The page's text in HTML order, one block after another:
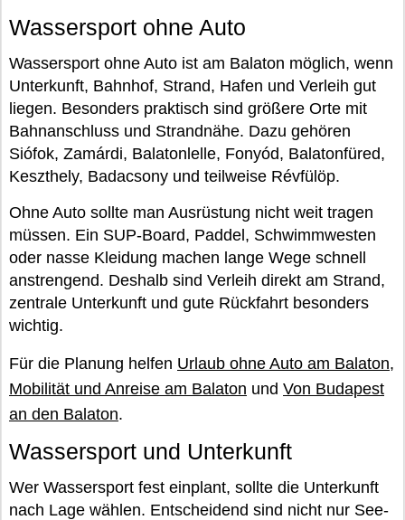
Wassersport ohne Auto
Wassersport ohne Auto ist am Balaton möglich, wenn
Unterkunft, Bahnhof, Strand, Hafen und Verleih gut
liegen. Besonders praktisch sind größere Orte mit
Bahnanschluss und Strandnähe. Dazu gehören
Siófok, Zamárdi, Balatonlelle, Fonyód, Balatonfüred,
Keszthely, Badacsony und teilweise Révfülöp.
Ohne Auto sollte man Ausrüstung nicht weit tragen
müssen. Ein SUP-Board, Paddel, Schwimmwesten
oder nasse Kleidung machen lange Wege schnell
anstrengend. Deshalb sind Verleih direkt am Strand,
zentrale Unterkunft und gute Rückfahrt besonders
wichtig.
Für die Planung helfen Urlaub ohne Auto am Balaton,
Mobilität und Anreise am Balaton und Von Budapest
an den Balaton.
Wassersport und Unterkunft
Wer Wassersport fest einplant, sollte die Unterkunft
nach Lage wählen. Entscheidend sind nicht nur See-